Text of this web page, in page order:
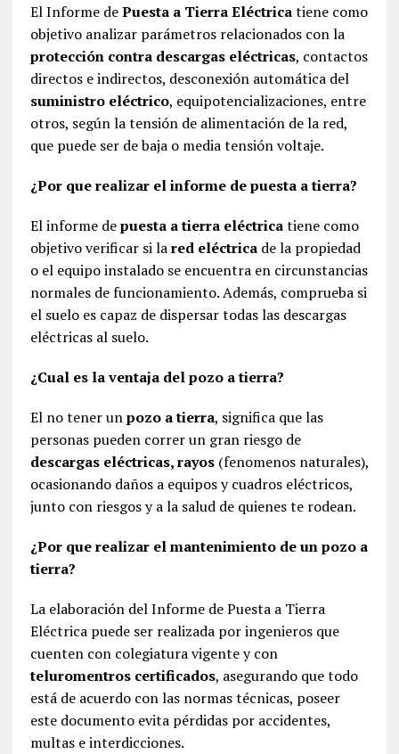
El Informe dePuesta a Tierra Eléctricatiene como
objetivo analizar parámetros relacionados con la
protección contra descargas eléctricas, contactos
directos e indirectos, desconexión automática del
suministro eléctrico, equipotencializaciones, entre
otros, según la tensión de alimentación de la red,
que puede ser de baja o media tensión voltaje.
¿Por que realizar el informe de puesta a tierra?
El informe depuesta a tierra eléctricatiene como
objetivo verificar si lared eléctricade la propiedad
o el equipo instalado se encuentra en circunstancias
normales de funcionamiento. Además, comprueba si
el suelo es capaz de dispersar todas las descargas
eléctricas al suelo.
¿Cual es la ventaja del pozo a tierra?
El no tener unpozo a tierra, significa que las
personas pueden correr un gran riesgo de
descargas eléctricas, rayos(fenomenos naturales),
ocasionando daños a equipos y cuadros eléctricos,
junto con riesgos y a la salud de quienes te rodean.
¿Por que realizar el mantenimiento de un pozo a
tierra?
La elaboración del Informe de Puesta a Tierra
Eléctrica puede ser realizada por ingenieros que
cuenten con colegiatura vigente y con
teluromentros certificados, asegurando que todo
está de acuerdo con las normas técnicas, poseer
este documento evita pérdidas por accidentes,
multas e interdicciones.